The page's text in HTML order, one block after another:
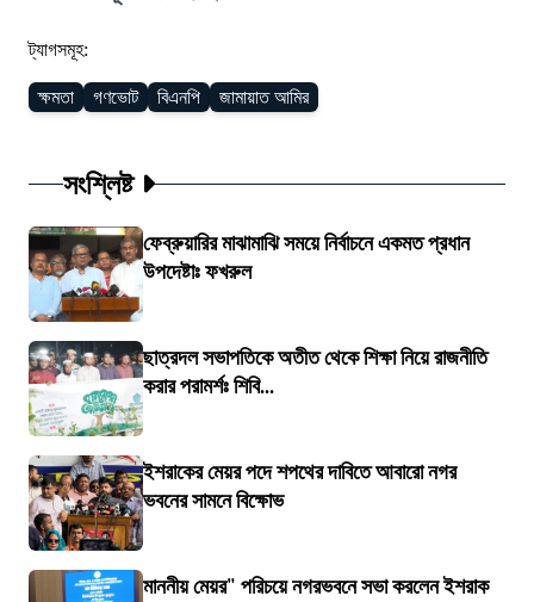
ট্যাগসমূহ:
ক্ষমতা গণভোট বিএনপি জামায়াত আমির
সংশ্লিষ্ট
ফেব্রুয়ারির মাঝামাঝি সময়ে নির্বাচনে একমত প্রধান
উপদেষ্টাঃ ফখরুল
ছাত্রদল সভাপতিকে অতীত থেকে শিক্ষা নিয়ে রাজনীতি
করার পরামর্শঃ শিবি...
ইশরাকের মেয়র পদে শপথের দাবিতে আবারো নগর
ভবনের সামনে বিক্ষোভ
মাননীয় মেয়র" পরিচয়ে নগরভবনে সভা করলেন ইশরাক